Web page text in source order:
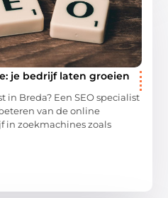
je bedrijf laten groeien
in Breda? Een SEO specialist
van de online
in zoekmachines zoals